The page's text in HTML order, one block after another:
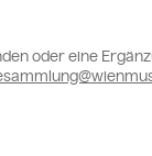
oder eine